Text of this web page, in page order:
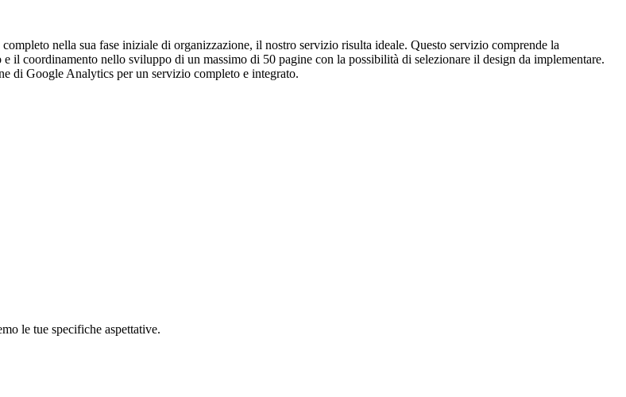
nella sua fase iniziale di organizzazione, il nostro servizio risulta ideale. Questo servizio comprende la
il coordinamento nello sviluppo di un massimo di 50 pagine con la possibilità di selezionare il design da implementare.
di Google Analytics per un servizio completo e integrato.
le tue specifiche aspettative.